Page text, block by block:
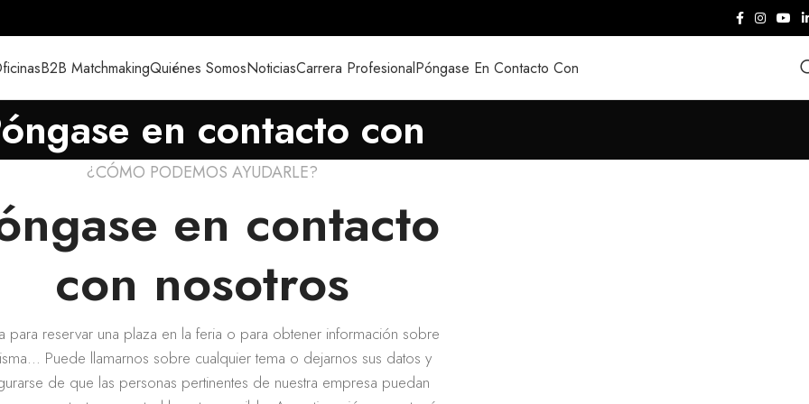
B2B MatchmakingQuiénes SomosNoticiasCarrera ProfesionalPóngase En Contacto Con
en contacto con
¿CÓMO PODEMOS AYUDARLE?
en contacto
con nosotros
para reservar una plaza en la feria o para obtener información sobre
Puede llamarnos sobre cualquier tema o dejarnos sus datos y
de que las personas pertinentes de nuestra empresa puedan